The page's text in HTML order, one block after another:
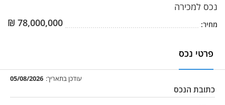
נכס למכירה
מחיר: 78,000,000
₪
פרטי נכס
עודכן בתאריך: 05/08/2026
כתובת הנכס